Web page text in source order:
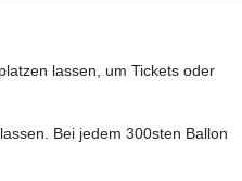
lassen, um Tickets oder
Bei jedem 300sten Ballon